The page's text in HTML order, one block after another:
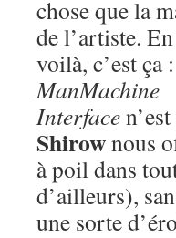
chose que la
de l’artiste.
voilà, c’est ça :
ManMachine
Interface
Shirownous
à poil dans
d’ailleurs),
une sorte